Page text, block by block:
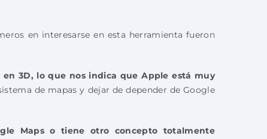
en interesarse en esta herramienta fueron
3D, lo que nos indica que Apple está muy
de mapas y dejar de depender de Google
Maps o tiene otro concepto totalmente